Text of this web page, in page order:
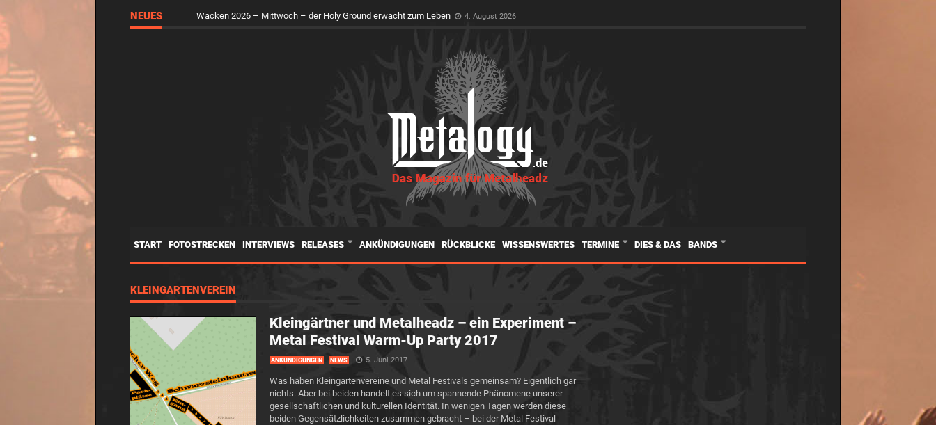
NEUES Wacken 2026 – Mittwoch – der Holy Ground erwacht zum Leben 4. August 2026
START FOTOSTRECKEN INTERVIEWS RELEASES ANKÜNDIGUNGEN RÜCKBLICKE WISSENSWERTES TERMINE DIES & DAS BANDS
KLEINGARTENVEREIN
Kleingärtner und Metalheadz – ein Experiment –
Metal Festival Warm-Up Party 2017
ANKÜNDIGUNGEN NEWS 5. Juni 2017
Was haben Kleingartenvereine und Metal Festivals gemeinsam? Eigentlich gar
nichts. Aber bei beiden handelt es sich um spannende Phänomene unserer
gesellschaftlichen und kulturellen Identität. In wenigen Tagen werden diese
beiden Gegensätzlichkeiten zusammen gebracht – bei der Metal Festival